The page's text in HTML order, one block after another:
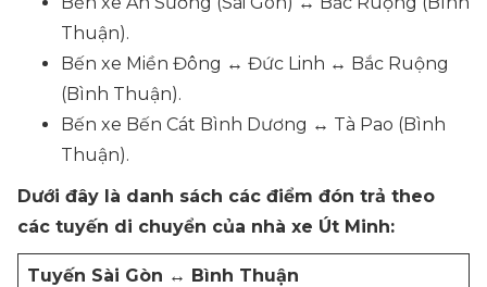
Thuận).
Bến xe Miền Đông ↔ Đức Linh ↔ Bắc Ruộng
(Bình Thuận).
Bến xe Bến Cát Bình Dương ↔ Tà Pao (Bình
Thuận).
Dưới đây là danh sách các điểm đón trả theo
các tuyến di chuyển của nhà xe Út Minh:
Tuyến Sài Gòn ↔ Bình Thuận